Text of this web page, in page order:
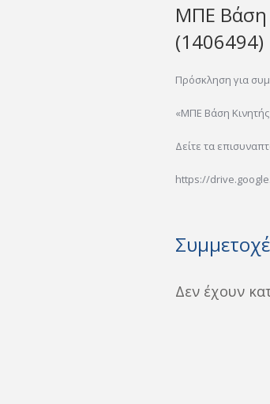
ΜΠΕ Βάση
(1406494)
Πρόσκληση για
«ΜΠΕ Βάση
Δείτε τα
https://
Δεν έχουν